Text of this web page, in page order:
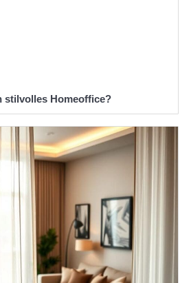
stilvolles Homeoffice?